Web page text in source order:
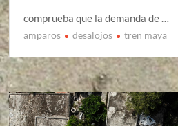
comprueba que la demanda de …
amparos desalojos tren maya